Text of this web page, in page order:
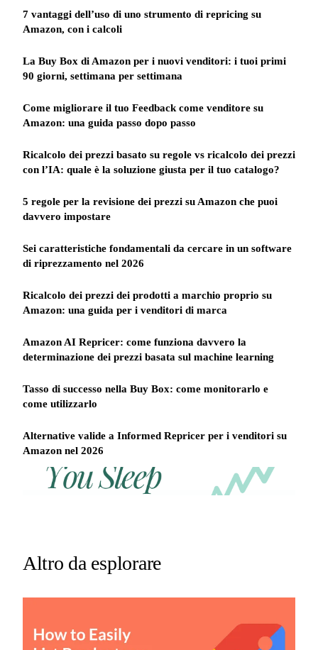
7 vantaggi dell’uso di uno strumento di repricing su
Amazon, con i calcoli
La Buy Box di Amazon per i nuovi venditori: i tuoi primi
90 giorni, settimana per settimana
Come migliorare il tuo Feedback come venditore su
Amazon: una guida passo dopo passo
Ricalcolo dei prezzi basato su regole vs ricalcolo dei prezzi
con l’IA: quale è la soluzione giusta per il tuo catalogo?
5 regole per la revisione dei prezzi su Amazon che puoi
davvero impostare
Sei caratteristiche fondamentali da cercare in un software
di riprezzamento nel 2026
Ricalcolo dei prezzi dei prodotti a marchio proprio su
Amazon: una guida per i venditori di marca
Amazon AI Repricer: come funziona davvero la
determinazione dei prezzi basata sul machine learning
Tasso di successo nella Buy Box: come monitorarlo e
come utilizzarlo
Alternative valide a Informed Repricer per i venditori su
Amazon nel 2026
REPRICER
Win
while
you
Your
Repricer.com
Altro da esplorare